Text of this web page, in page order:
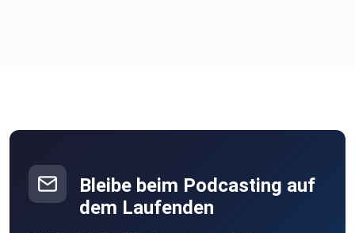
Bleibe beim Podcasting auf
dem Laufenden